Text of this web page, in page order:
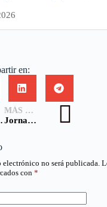
en:
Fundamentales
MÁS NUEVA
Jornada llena de emociones en Ceremonia Aniversario de Cruz Roja
no será publicada.
con *